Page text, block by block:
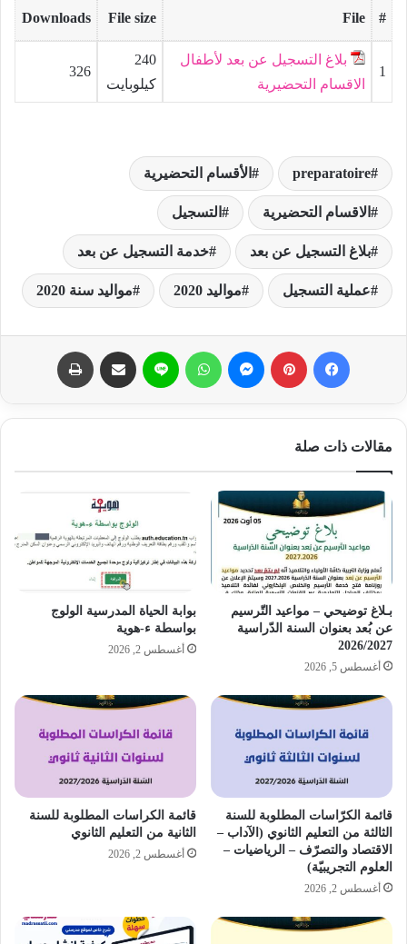
#
File
File size
Downloads
1
بلاغ التسجيل عن بعد لأطفال
الاقسام التحضيرية
240
كيلوبايت
326
preparatoire الأقسام التحضيرية
الاقسام التحضيرية التسجيل
بلاغ التسجيل عن بعد خدمة التسجيل عن بعد
عملية التسجيل مواليد 2020 مواليد سنة 2020
مقالات ذات صلة
بـلاغ توضيحي – مواعيد التّرسيم
عن بُعد بعنوان السنة الدّراسية
2026/2027
أغسطس 5, 2026
بوابة الحياة المدرسية الولوج
بواسطة ء-هوية
أغسطس 2, 2026
قائمة الكرّاسات المطلوبة للسنة
الثالثة من التعليم الثانوي (الآداب –
الاقتصاد والتصرّف – الرياضيات –
العلوم التجريبيّة)
أغسطس 2, 2026
قائمة الكراسات المطلوبة للسنة
الثانية من التعليم الثانوي
أغسطس 2, 2026